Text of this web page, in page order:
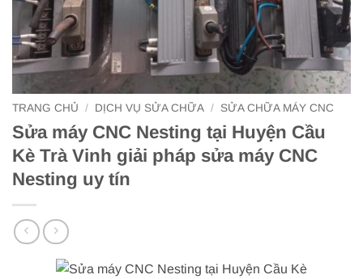
TRANG CHỦ / DỊCH VỤ SỬA CHỮA / SỬA CHỮA MÁY CNC
Sửa máy CNC Nesting tại Huyện Cầu
Kè Trà Vinh giải pháp sửa máy CNC
Nesting uy tín